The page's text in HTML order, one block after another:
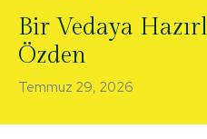
Bir Vedaya
Özden
Temmuz 29, 2026